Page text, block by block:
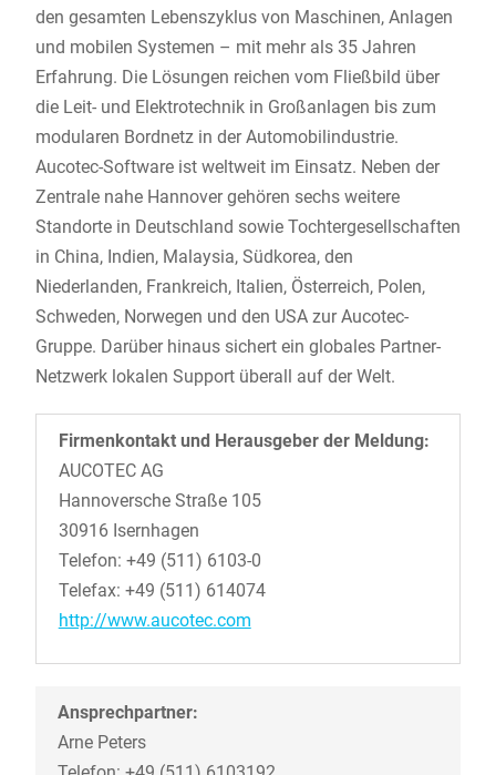
den gesamten Lebenszyklus von Maschinen, Anlagen
und mobilen Systemen – mit mehr als 35 Jahren
Erfahrung. Die Lösungen reichen vom Fließbild über
die Leit- und Elektrotechnik in Großanlagen bis zum
modularen Bordnetz in der Automobilindustrie.
Aucotec-Software ist weltweit im Einsatz. Neben der
Zentrale nahe Hannover gehören sechs weitere
Standorte in Deutschland sowie Tochtergesellschaften
in China, Indien, Malaysia, Südkorea, den
Niederlanden, Frankreich, Italien, Österreich, Polen,
Schweden, Norwegen und den USA zur Aucotec-
Gruppe. Darüber hinaus sichert ein globales Partner-
Netzwerk lokalen Support überall auf der Welt.
Firmenkontakt und Herausgeber der Meldung:
AUCOTEC AG
Hannoversche Straße 105
30916 Isernhagen
Telefon: +49 (511) 6103-0
Telefax: +49 (511) 614074
http://www.aucotec.com
Ansprechpartner:
Arne Peters